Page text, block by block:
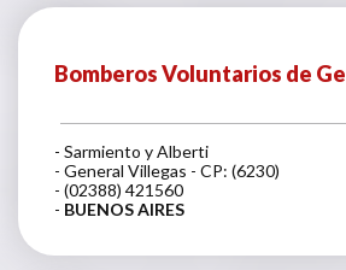
Bomberos Voluntarios de
- Sarmiento y Alberti
- General Villegas - CP: (6230)
- (02388) 421560
- BUENOS AIRES